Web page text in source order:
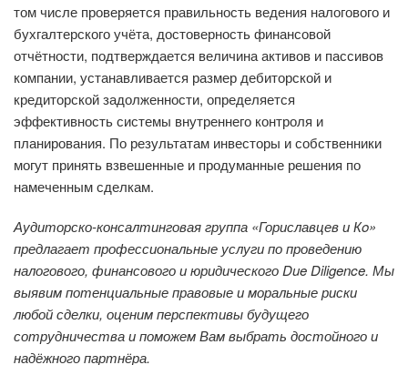
том числе проверяется правильность ведения налогового и
бухгалтерского учёта, достоверность финансовой
отчётности, подтверждается величина активов и пассивов
компании, устанавливается размер дебиторской и
кредиторской задолженности, определяется
эффективность системы внутреннего контроля и
планирования. По результатам инвесторы и собственники
могут принять взвешенные и продуманные решения по
намеченным сделкам.
Аудиторско-консалтинговая группа «Гориславцев и Кo»
предлагает профессиональные услуги по проведению
налогового, финансового и юридического Due Diligence. Мы
выявим потенциальные правовые и моральные риски
любой сделки, оценим перспективы будущего
сотрудничества и поможем Вам выбрать достойного и
надёжного партнёра.